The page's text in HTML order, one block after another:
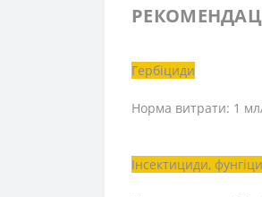
Гербіциди
Норма витрати: 1
Інсектициди,